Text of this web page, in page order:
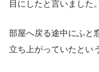
目にしたと言いました。
部屋へ戻る途中にふと
立ち上がっていたとい